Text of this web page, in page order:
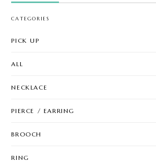
CATEGORIES
PICK UP
ALL
NECKLACE
PIERCE / EARRING
BROOCH
RING